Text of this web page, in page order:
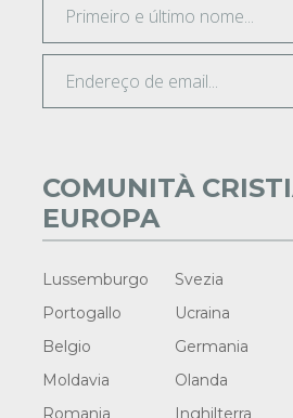
COMUNITÀ
EUROPA
Lussemburgo Svezia
Portogallo
Ucraina
Belgio
Germania
Moldavia
Olanda
Romania
Inghilterra